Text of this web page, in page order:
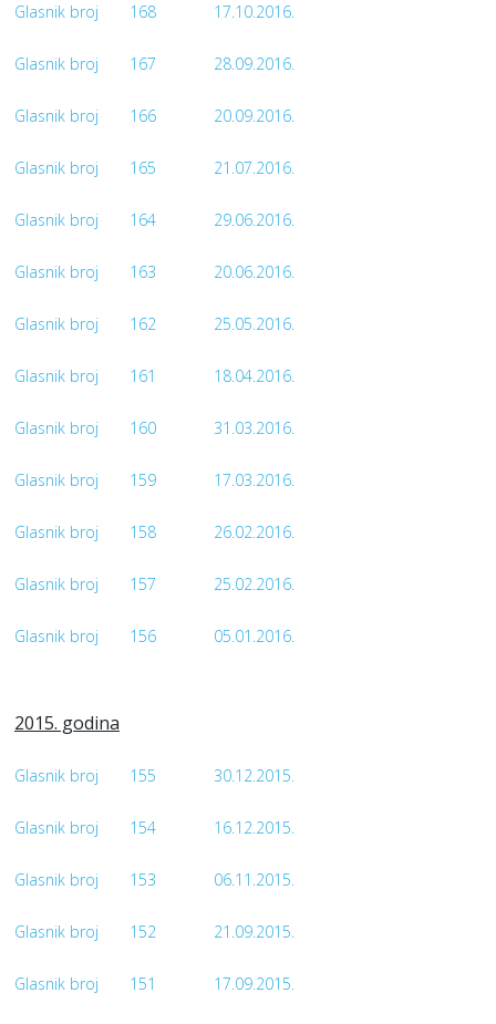
Glasnik broj 168 17.10.2016.
Glasnik broj 167 28.09.2016.
Glasnik broj 166 20.09.2016.
Glasnik broj 165 21.07.2016.
Glasnik broj 164 29.06.2016.
Glasnik broj 163 20.06.2016.
Glasnik broj 162 25.05.2016.
Glasnik broj 161 18.04.2016.
Glasnik broj 160 31.03.2016.
Glasnik broj 159 17.03.2016.
Glasnik broj 158 26.02.2016.
Glasnik broj 157 25.02.2016.
Glasnik broj 156 05.01.2016.
2015. godina
Glasnik broj 155 30.12.2015.
Glasnik broj 154 16.12.2015.
Glasnik broj 153 06.11.2015.
Glasnik broj 152 21.09.2015.
Glasnik broj 151 17.09.2015.